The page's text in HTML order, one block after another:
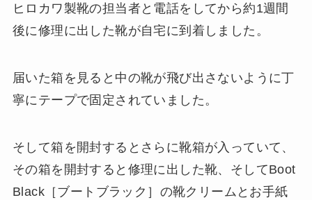
ヒロカワ製靴の担当者と電話をしてから約1週間
後に修理に出した靴が自宅に到着しました。
届いた箱を見ると中の靴が飛び出さないように丁
寧にテープで固定されていました。
そして箱を開封するとさらに靴箱が入っていて、
その箱を開封すると修理に出した靴、そしてBoot
Black［ブートブラック］の靴クリームとお手紙